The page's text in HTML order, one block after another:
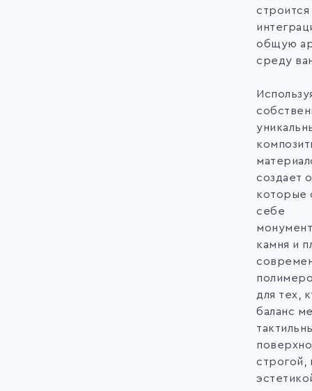
строится
общую
среду
создает
которые
себе
камня и
для тех,
баланс
строгой,